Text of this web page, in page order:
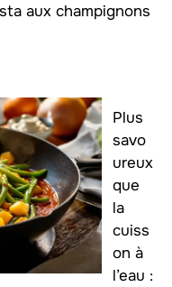
aux champignons
Plus
savo
ureux
que
la
cuiss
on à
l’eau :